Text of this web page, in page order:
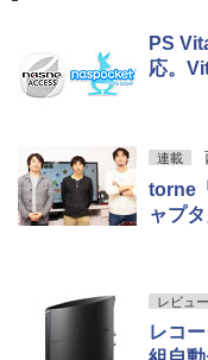
PS
応。
連載
torne
ャプ
レビュー
レコ